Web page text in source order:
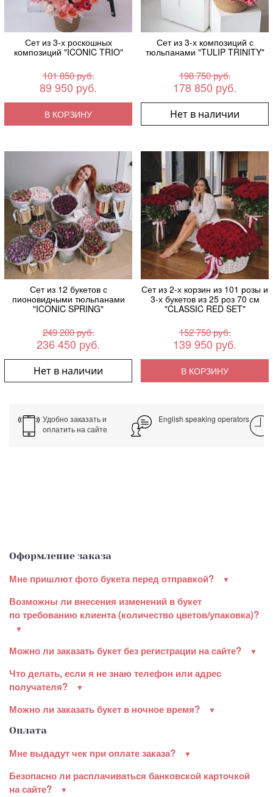
Сет из 3-х роскошных
композиций "ICONIC TRIO"
101 850 руб.
89 950 руб.
В КОРЗИНУ
Сет из 3-х композиций с
тюльпанами "TULIP TRINITY"
198 750 руб.
178 850 руб.
Нет в наличии
Сет из 12 букетов с
пионовидными тюльпанами
"ICONIC SPRING"
249 200 руб.
236 450 руб.
Нет в наличии
Сет из 2-х корзин из 101 розы и
3-х букетов из 25 роз 70 см
"CLASSIC RED SET"
152 750 руб.
139 950 руб.
В КОРЗИНУ
Удобно заказать и
оплатить на сайте
English speaking operators
Оформление заказа
Мне пришлют фото букета перед отправкой?
Возможны ли внесения изменений в букет
по требованию клиента (количество цветов/упаковка)?
Можно ли заказать букет без регистрации на сайте?
Что делать, если я не знаю телефон или адрес
получателя?
Можно ли заказать букет в ночное время?
Оплата
Мне выдадут чек при оплате заказа?
Безопасно ли расплачиваться банковской карточкой
на сайте?